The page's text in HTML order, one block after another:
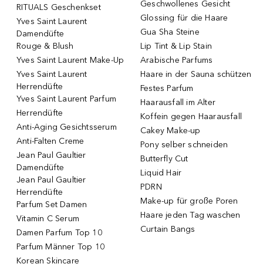
RITUALS Geschenkset
Yves Saint Laurent
Damendüfte
Rouge & Blush
Yves Saint Laurent Make-Up
Yves Saint Laurent
Herrendüfte
Yves Saint Laurent Parfum
Herrendüfte
Anti-Aging Gesichtsserum
Anti-Falten Creme
Jean Paul Gaultier
Damendüfte
Jean Paul Gaultier
Herrendüfte
Parfum Set Damen
Vitamin C Serum
Damen Parfum Top 10
Parfum Männer Top 10
Korean Skincare
Geschwollenes Gesicht
Glossing für die Haare
Gua Sha Steine
Lip Tint & Lip Stain
Arabische Parfums
Haare in der Sauna schützen
Festes Parfum
Haarausfall im Alter
Koffein gegen Haarausfall
Cakey Make-up
Pony selber schneiden
Butterfly Cut
Liquid Hair
PDRN
Make-up für große Poren
Haare jeden Tag waschen
Curtain Bangs